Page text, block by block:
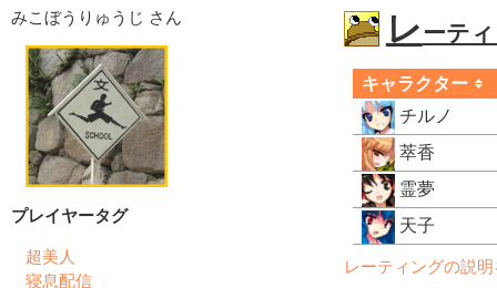
レ ーテ
キャラクター
チルノ
萃香
霊夢
天子
レーティングの説
みこぼうりゅうじ さん
プレイヤータグ
超美人
寝息配信